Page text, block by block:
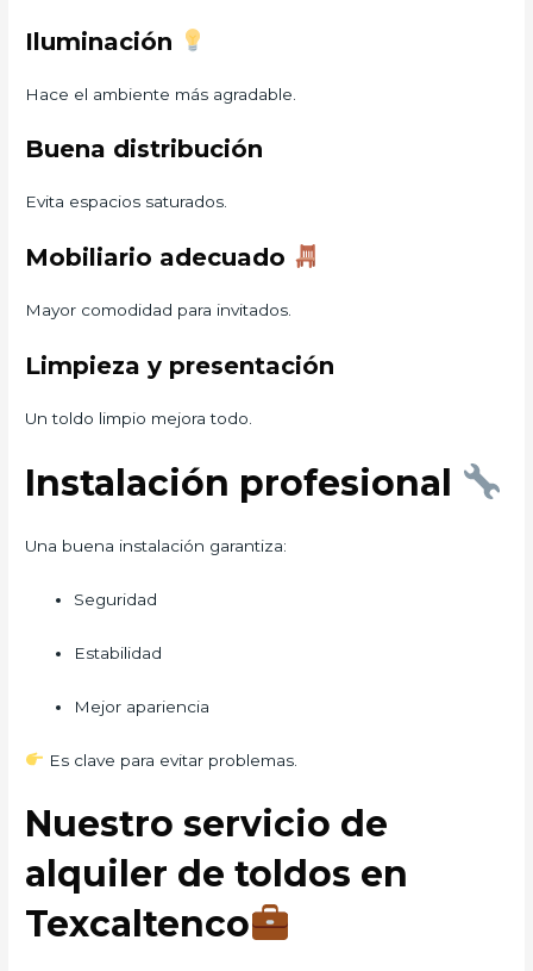
Iluminación
Hace el ambiente más agradable.
Buena distribución
Evita espacios saturados.
Mobiliario adecuado
Mayor comodidad para invitados.
Limpieza y presentación
Un toldo limpio mejora todo.
Instalación profesional
Una buena instalación garantiza:
Seguridad
Estabilidad
Mejor apariencia
Es clave para evitar problemas.
Nuestro servicio de
alquiler de toldos en
Texcaltenco